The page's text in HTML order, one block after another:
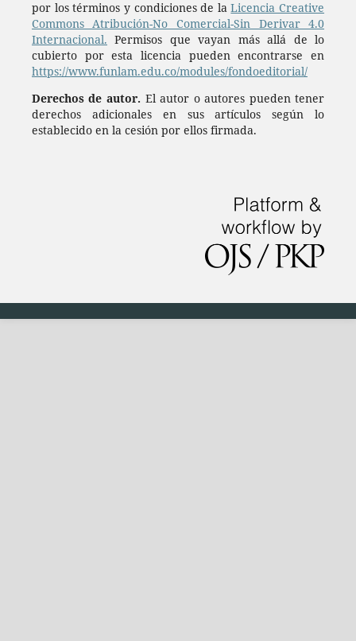
por los términos y condiciones de laLicencia Creative
Commons Atribución-No Comercial-Sin Derivar 4.0
Internacional. Permisos que vayan más allá de lo
cubierto por esta licencia pueden encontrarse en
https://www.funlam.edu.co/modules/fondoeditorial/
Derechos de autor. El autor o autores pueden tener
derechos adicionales en sus artículos según lo
establecido en la cesión por ellos firmada.